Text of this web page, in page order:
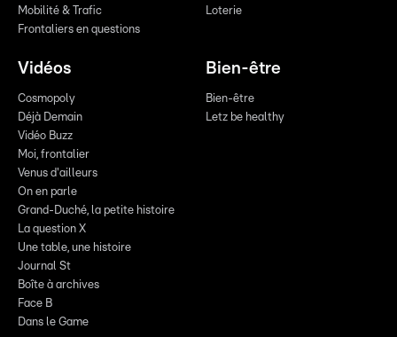
Mobilité & Trafic
Frontaliers en questions
Loterie
Vidéos
Cosmopoly
Déjà Demain
Vidéo Buzz
Moi, frontalier
Venus d'ailleurs
On en parle
Grand-Duché, la petite histoire
La question X
Une table, une histoire
Journal St
Boîte à archives
Face B
Dans le Game
Bien-être
Bien-être
Letz be healthy